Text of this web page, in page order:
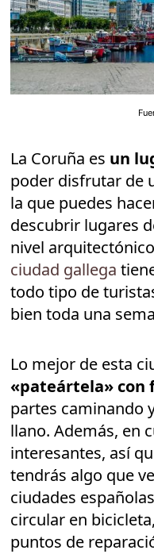
La Coruña es un
poder disfrutar de
la que puedes
descubrir lugares
nivel
ciudad gallega
todo tipo de
bien toda una
Lo mejor de esta
«pateártela» con
partes caminando
llano. Además, en
interesantes, así
tendrás algo que
ciudades
circular en
puntos de